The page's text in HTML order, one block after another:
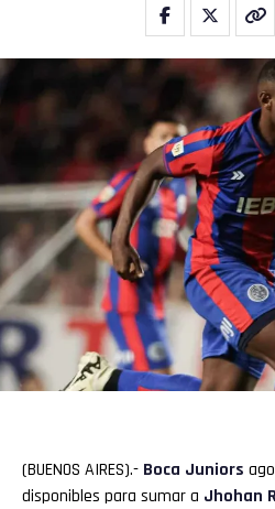
(BUENOS AIRES).- Boca Juniors
disponibles para sumar a Jhohan